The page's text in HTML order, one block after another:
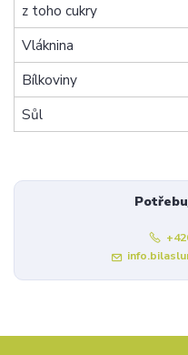
z toho cukry
Vláknina
Bílkoviny
Sůl